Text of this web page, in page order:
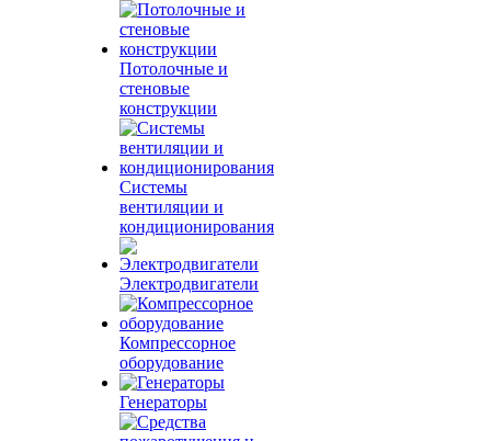
Потолочные и
стеновые
конструкции
Системы
вентиляции и
кондиционирования
Электродвигатели
Компрессорное
оборудование
Генераторы